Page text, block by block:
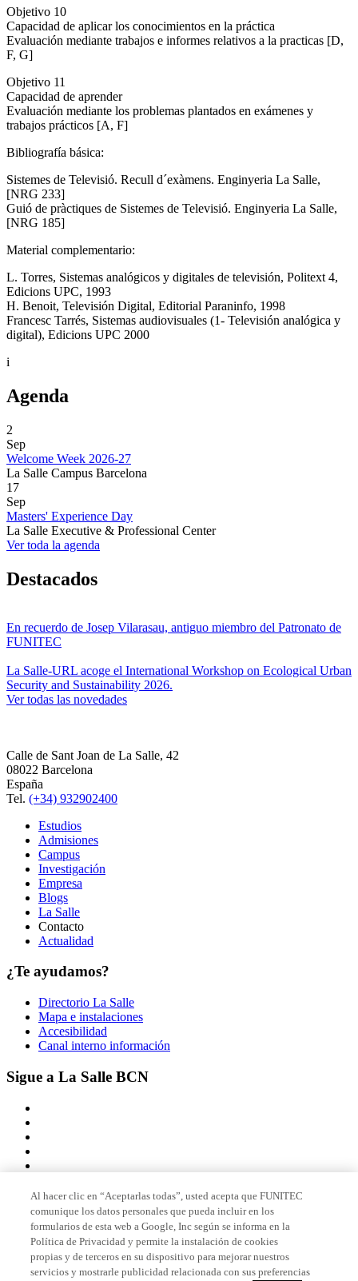
Objetivo 10
Capacidad de aplicar los conocimientos en la práctica
Evaluación mediante trabajos e informes relativos a la practicas [D,
F, G]
Objetivo 11
Capacidad de aprender
Evaluación mediante los problemas plantados en exámenes y
trabajos prácticos [A, F]
Bibliografía básica:
Sistemes de Televisió. Recull d´exàmens. Enginyeria La Salle,
[NRG 233]
Guió de pràctiques de Sistemes de Televisió. Enginyeria La Salle,
[NRG 185]
Material complementario:
L. Torres, Sistemas analógicos y digitales de televisión, Politext 4,
Edicions UPC, 1993
H. Benoit, Televisión Digital, Editorial Paraninfo, 1998
Francesc Tarrés, Sistemas audiovisuales (1- Televisión analógica y
digital), Edicions UPC 2000
i
Agenda
2
Sep
Welcome Week 2026-27
La Salle Campus Barcelona
17
Sep
Masters' Experience Day
La Salle Executive & Professional Center
Ver toda la agenda
Destacados
En recuerdo de Josep Vilarasau, antiguo miembro del Patronato de
FUNITEC
La Salle-URL acoge el International Workshop on Ecological Urban
Security and Sustainability 2026.
Ver todas las novedades
Calle de Sant Joan de La Salle, 42
08022 Barcelona
España
Tel. (+34) 932902400
Estudios
Admisiones
Campus
Investigación
Empresa
Blogs
La Salle
Contacto
Actualidad
¿Te ayudamos?
Directorio La Salle
Mapa e instalaciones
Accesibilidad
Canal interno información
Sigue a La Salle BCN
Miembro de
Al hacer clic en “Aceptarlas todas”, usted acepta que FUNITEC
comunique los datos personales que pueda incluir en los
formularios de esta web a Google, Inc según se informa en la
Política de Privacidad y permite la instalación de cookies
propias y de terceros en su dispositivo para mejorar nuestros
servicios y mostrarle publicidad relacionada con sus preferencias